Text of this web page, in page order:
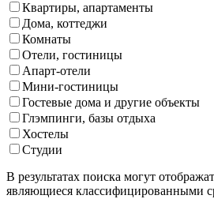
Квартиры, апартаменты
Дома, коттеджи
Комнаты
Отели, гостиницы
Апарт-отели
Мини-гостиницы
Гостевые дома и другие объекты
Глэмпинги, базы отдыха
Хостелы
Студии
В результатах поиска могут
являющиеся классифицированными